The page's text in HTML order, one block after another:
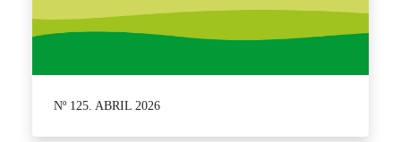
Nº 125. ABRIL 2026